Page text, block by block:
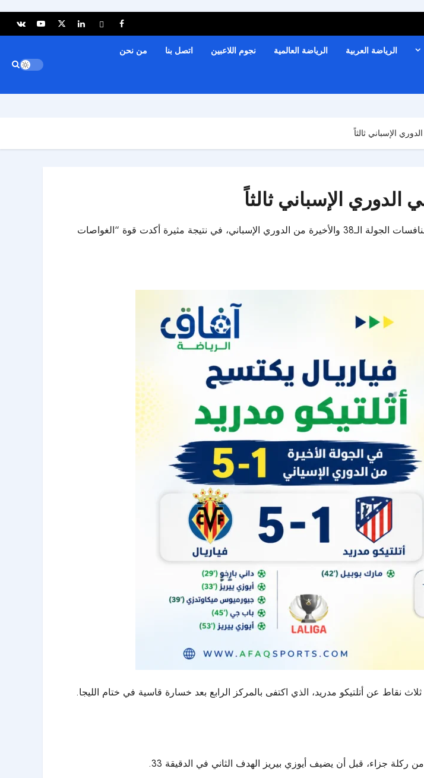
الرياضة العربية الرياضة العالمية نجوم اللاعبين اتصل بنا من نحن
الإسباني ثالثاً
الدوري الإسباني ثالثاً
حقق فريق فياريال فوزاً كبيراً على ضيفه أتلتيكو مدريد بنتيجة 5-1، الأحد، ضمن منافسات الجولة الـ38 والأخيرة من الدوري الإسباني، في نتيجة مثيرة أكدت قوة “الغواصات